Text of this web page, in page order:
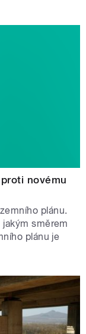
novému
plánu.
směrem
plánu je